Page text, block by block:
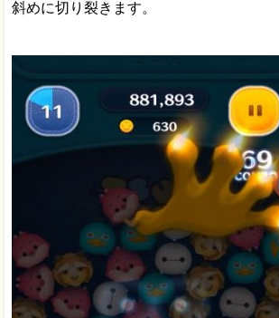
斜めに切り裂きます。